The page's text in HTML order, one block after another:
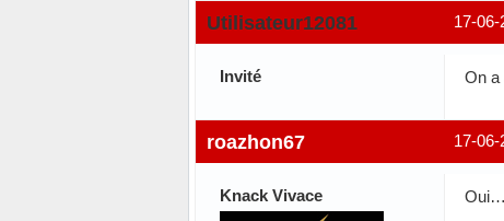
17-06-
Utilisateur12081
Invité On a
17-06-
roazhon67
Knack Vivace Oui…